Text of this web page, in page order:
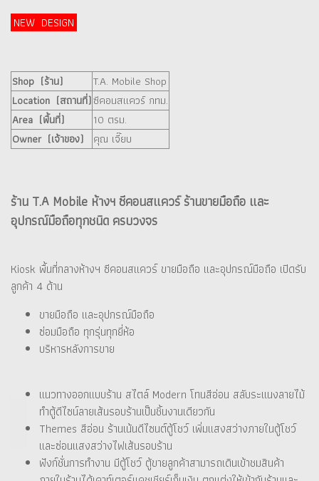
NEW DESIGN
Shop (ร้าน)
T.A. Mobile Shop
Location (สถานที่)ซีคอนสแควร์ กทม.
Area (พื้นที่)
10 ตรม.
Owner (เจ้าของ)
คุณ เจี๊ยบ
ร้าน T.A Mobile ห้างฯ ซีคอนสแควร์ ร้านขายมือถือ และ
อุปกรณ์มือถือทุกชนิด ครบวงจร
Kiosk พื้นที่กลางห้างฯ ซีคอนสแควร์ ขายมือถือ และอุปกรณ์มือถือ เปิดรับ
ลูกค้า 4 ด้าน
ขายมือถือ และอุปกรณ์มือถือ
ซ่อมมือถือ ทุกรุ่นทุกยี่ห้อ
บริหารหลังการขาย
แนวทางออกแบบร้าน สไตล์ Modern โทนสีอ่อน สลับระแนงลายไม้
ทำตู้ดีไซน์ลายเส้นรอบร้านเป็นชิ้นงานเดียวกัน
Themes สีอ่อน ร้านเน้นดีไซนต์ตู้โชว์ เพิ่มแสงสว่างภายในตู้โชว์
และซ่อนแสงสว่างไฟเส้นรอบร้าน
ฟังก์ชั่นการทำงาน มีตู้โชว์ ตู้ขายลูกค้าสามารถเดินเข้าชมสินค้า